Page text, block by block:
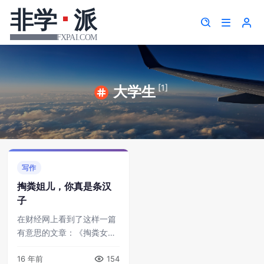
大学生 [1]
写作
掏粪姐儿，你真是条汉
子
在财经网上看到了这样一篇
有意思的文章：《掏粪女大
生选择当掏粪工这种行为不
16 年前 154